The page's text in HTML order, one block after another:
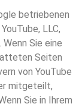
betriebenen
LLC,
Wenn Sie eine
Seiten
von YouTube
mitgeteilt,
Sie in Ihrem